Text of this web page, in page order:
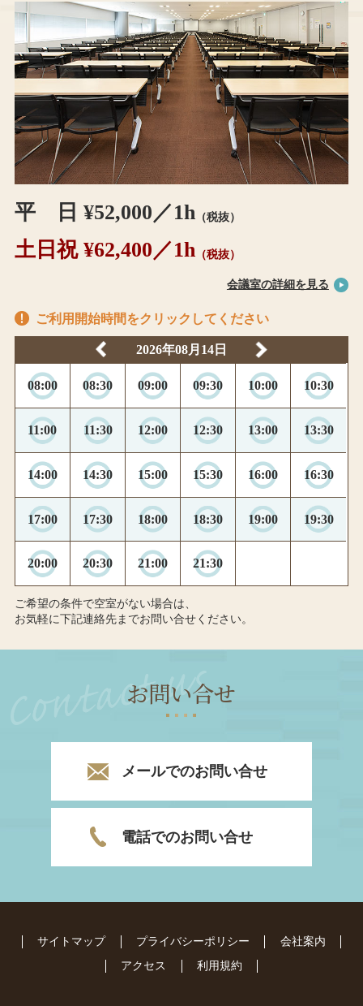
平 日 ¥52,000／1h（税抜）
土日祝 ¥62,400／1h（税抜）
会議室の詳細を見る
ご利用開始時間をクリックしてください
2026年08月14日
08:00 08:30 09:00 09:30 10:00 10:30
11:00 11:30 12:00 12:30 13:00 13:30
14:00 14:30 15:00 15:30 16:00 16:30
17:00 17:30 18:00 18:30 19:00 19:30
20:00 20:30 21:00 21:30
ご希望の条件で空室がない場合は、
お気軽に下記連絡先までお問い合せください。
お問い合せ
メールでのお問い合せ
電話でのお問い合せ
サイトマップ プライバシーポリシー
会社案内
アクセス
利用規約